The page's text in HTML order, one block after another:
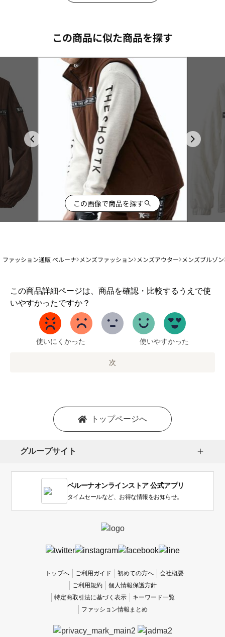
この商品に似た商品を探す
この画像で商品を探す
ファッション通販 ベルーナ メンズファッション メンズアウター メンズブルゾン
この商品詳細ページは、商品を確認・比較するうえで使
いやすかったですか？
1
か
い
使いにくかった 使いやすかった
次
トップページへ
グループサイト
ベルーナオンラインストア 公式アプリ
タイムセールなど、お得な情報をお知らせ。
トップへ ご利用ガイド 初めての方へ
会社概要
ご利用規約
個人情報保護方針
特定商取引法に基づく表示
キーワード一覧
ファッション情報まとめ